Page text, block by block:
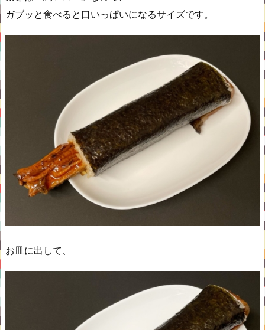
ガブッと食べると口いっぱいになるサイズです。
お皿に出して、